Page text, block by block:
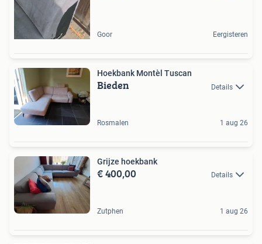
Goor Eergisteren
Hoekbank Montèl Tuscan
Bieden Details
Rosmalen 1 aug 26
Grijze hoekbank
€ 400,00 Details
Zutphen 1 aug 26